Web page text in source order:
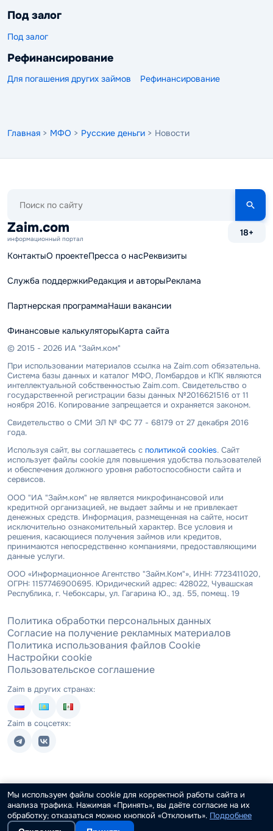
Под залог
Под залог
Рефинансирование
Для погашения других займов Рефинансирование
Главная > МФО > Русские деньги > Новости
сайту
Zaim.com
информационный портал
18+
КонтактыО проектеПресса о насРеквизиты
Служба поддержкиРедакция и авторыРеклама
Партнерская программаНаши вакансии
Финансовые калькуляторыКарта сайта
© 2015 - 2026 ИА "Займ.ком"
При использовании материалов ссылка на Zaim.com обязательна.
Система базы данных и каталог МФО, Ломбардов и КПК являются
интеллектуальной собственностью Zaim.com. Свидетельство о
государственной регистрации базы данных №2016621516 от 11
ноября 2016. Копирование запрещается и охраняется законом.
Свидетельство о СМИ ЭЛ № ФС 77 - 68179 от 27 декабря 2016
года.
Используя сайт, вы соглашаетесь с политикой cookies. Сайт
использует файлы cookie для повышения удобства пользователей
и обеспечения должного уровня работоспособности сайта и
сервисов.
ООО "ИА "Займ.ком" не является микрофинансовой или
кредитной организацией, не выдает займы и не привлекает
денежных средств. Информация, размещенная на сайте, носит
исключительно ознакомительный характер. Все условия и
решения, касающиеся получения займов или кредитов,
принимаются непосредственно компаниями, предоставляющими
данные услуги.
ООО «Информационное Агентство "Займ.Ком"», ИНН: 7723411020,
ОГРН: 1157746900695. Юридический адрес: 428022, Чувашская
Республика, г. Чебоксары, ул. Гагарина Ю., зд. 55, помещ. 19
Политика обработки персональных данных
Согласие на получение рекламных материалов
Политика использования файлов Cookie
Настройки cookie
Пользовательское соглашение
Zaim в других странах:
Zaim в соцсетях:
Мы используем файлы cookie для корректной работы сайта и
анализа трафика. Нажимая «Принять», вы даёте согласие на их
обработку; отказаться можно кнопкой «Отклонить». Подробнее